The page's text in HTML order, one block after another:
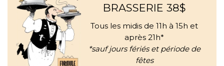
BRASSERIE 38$
Tous les midis de 11h à 15h et
après 21h*
*sauf jours fériés et période de
fêtes